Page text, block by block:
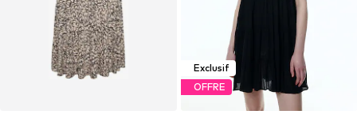
Exclusif
OFFRE